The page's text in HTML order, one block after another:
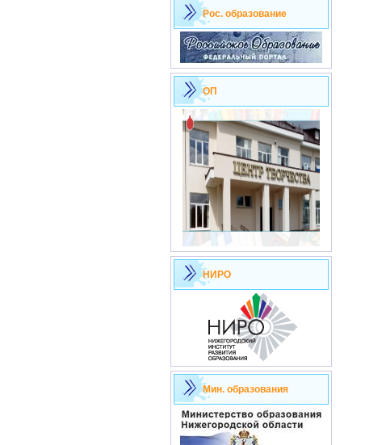
Рос. образование
ОП
НИРО
Мин. образования